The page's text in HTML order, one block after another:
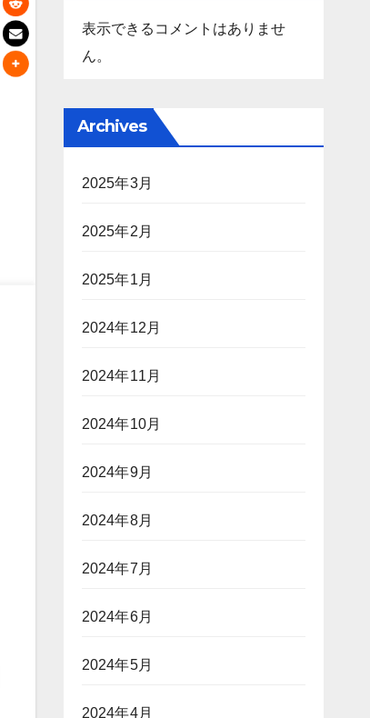
表示できるコメントはありませ
ん。
Archives
2025年3月
2025年2月
2025年1月
2024年12月
2024年11月
2024年10月
2024年9月
2024年8月
2024年7月
2024年6月
2024年5月
2024年4月